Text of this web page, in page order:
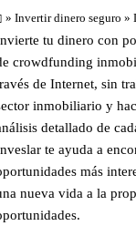
» Invertir dinero seguro »
tu dinero con
crowdfunding
de Internet, sin
inmobiliario y
detallado de
te ayuda a
más
nueva vida a la